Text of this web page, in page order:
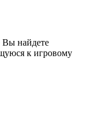
Вы найдете
к игровому